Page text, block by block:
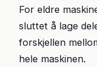
For eldre
sluttet å lage
forskjellen
hele maskinen.